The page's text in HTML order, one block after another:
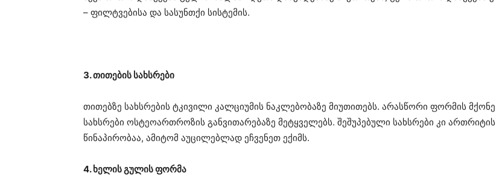
– ფილტვებისა და სასუნთქი სისტემის.
3. თითების სახსრები
თითებზე სახსრების ტკივილი კალციუმის ნაკლებობაზე მიუთითებს. არასწორი ფორმის მქონე
სახსრები ოსტეოართროზის განვითარებაზე მეტყველებს. შეშუპებული სახსრები კი ართრიტის
წინაპირობაა, ამიტომ აუცილებლად ეჩვენეთ ექიმს.
4. ხელის გულის ფორმა